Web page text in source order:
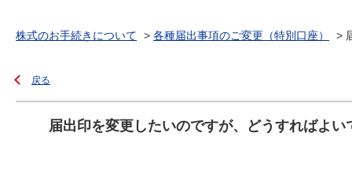
株式のお手続きについて > 各種届出事項のご変更（特別口座） >
戻る
届出印を変更したいのですが、どうすればよい